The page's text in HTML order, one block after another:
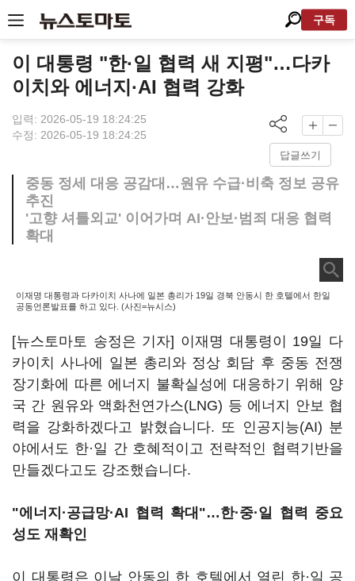
구독
이 대통령 "한·일 협력 새 지평"…다카
이치와 에너지·AI 협력 강화
입력: 2026-05-19 18:24:25
수정: 2026-05-19 18:24:25
답글쓰기
중동 정세 대응 공감대…원유 수급·비축 정보 공유
추진
'고향 셔틀외교' 이어가며 AI·안보·범죄 대응 협력
확대
이재명 대통령과 다카이치 사나에 일본 총리가 19일 경북 안동시 한 호텔에서 한일
공동언론발표를 하고 있다. (사진=뉴시스)
[뉴스토마토 송정은 기자] 이재명 대통령이 19일 다
카이치 사나에 일본 총리와 정상 회담 후 중동 전쟁
장기화에 따른 에너지 불확실성에 대응하기 위해 양
국 간 원유와 액화천연가스(LNG) 등 에너지 안보 협
력을 강화하겠다고 밝혔습니다. 또 인공지능(AI) 분
야에서도 한·일 간 호혜적이고 전략적인 협력기반을
만들겠다고도 강조했습니다.
"에너지·공급망·AI 협력 확대"…한·중·일 협력 중요
성도 재확인
이 대통령은 이날 안동의 한 호텔에서 열린 한·일 공